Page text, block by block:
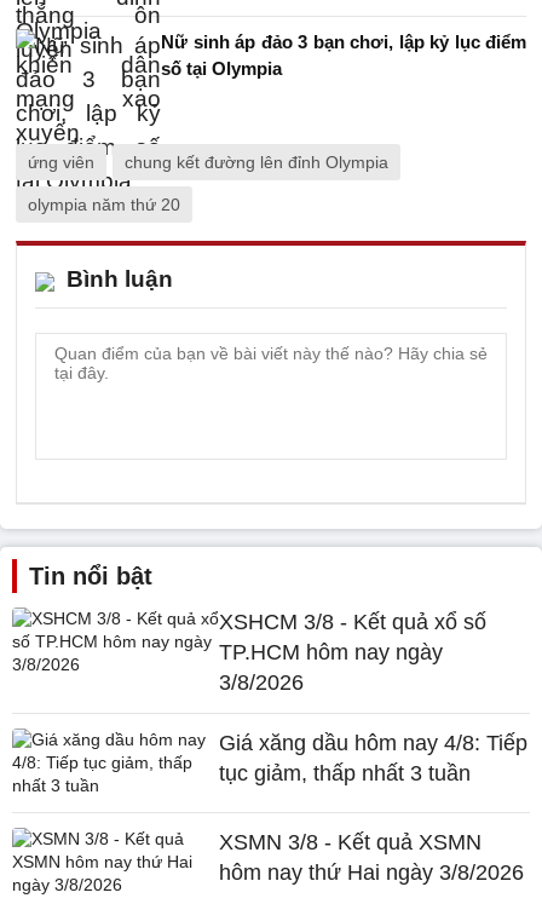
Nữ sinh áp đảo 3 bạn chơi, lập kỷ lục điểm
số tại Olympia
ứng viên chung kết đường lên đỉnh Olympia
olympia năm thứ 20
Bình luận
Tin nổi bật
XSHCM 3/8 - Kết quả xổ số
TP.HCM hôm nay ngày
3/8/2026
Giá xăng dầu hôm nay 4/8: Tiếp
tục giảm, thấp nhất 3 tuần
XSMN 3/8 - Kết quả XSMN
hôm nay thứ Hai ngày 3/8/2026